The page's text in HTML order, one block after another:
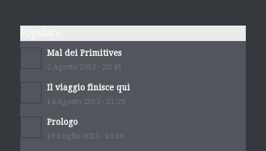
Mal dei Primitives
2 Agosto 2013 - 20:49
Il viaggio finisce qui
14 Agosto 2013 - 21:29
Prologo
19 Luglio 2013 - 10:16